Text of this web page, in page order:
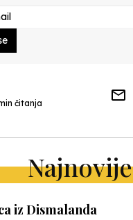
čitanja
Najnovije
iz Dismalanda